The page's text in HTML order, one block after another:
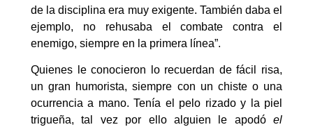
de la disciplina era muy exigente. También daba el
ejemplo, no rehusaba el combate contra el
enemigo, siempre en la primera línea”.
Quienes le conocieron lo recuerdan de fácil risa,
un gran humorista, siempre con un chiste o una
ocurrencia a mano. Tenía el pelo rizado y la piel
trigueña, tal vez por ello alguien le apodó el